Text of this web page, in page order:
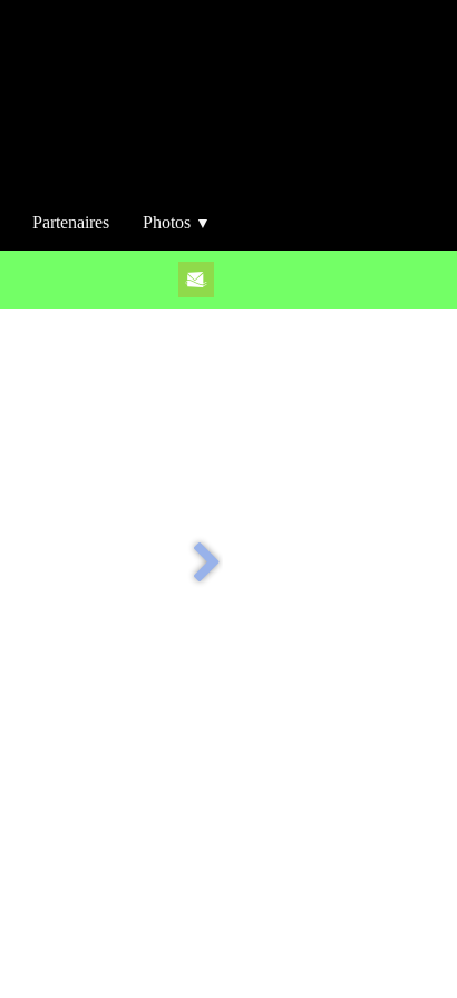
Partenaires Photos ▼